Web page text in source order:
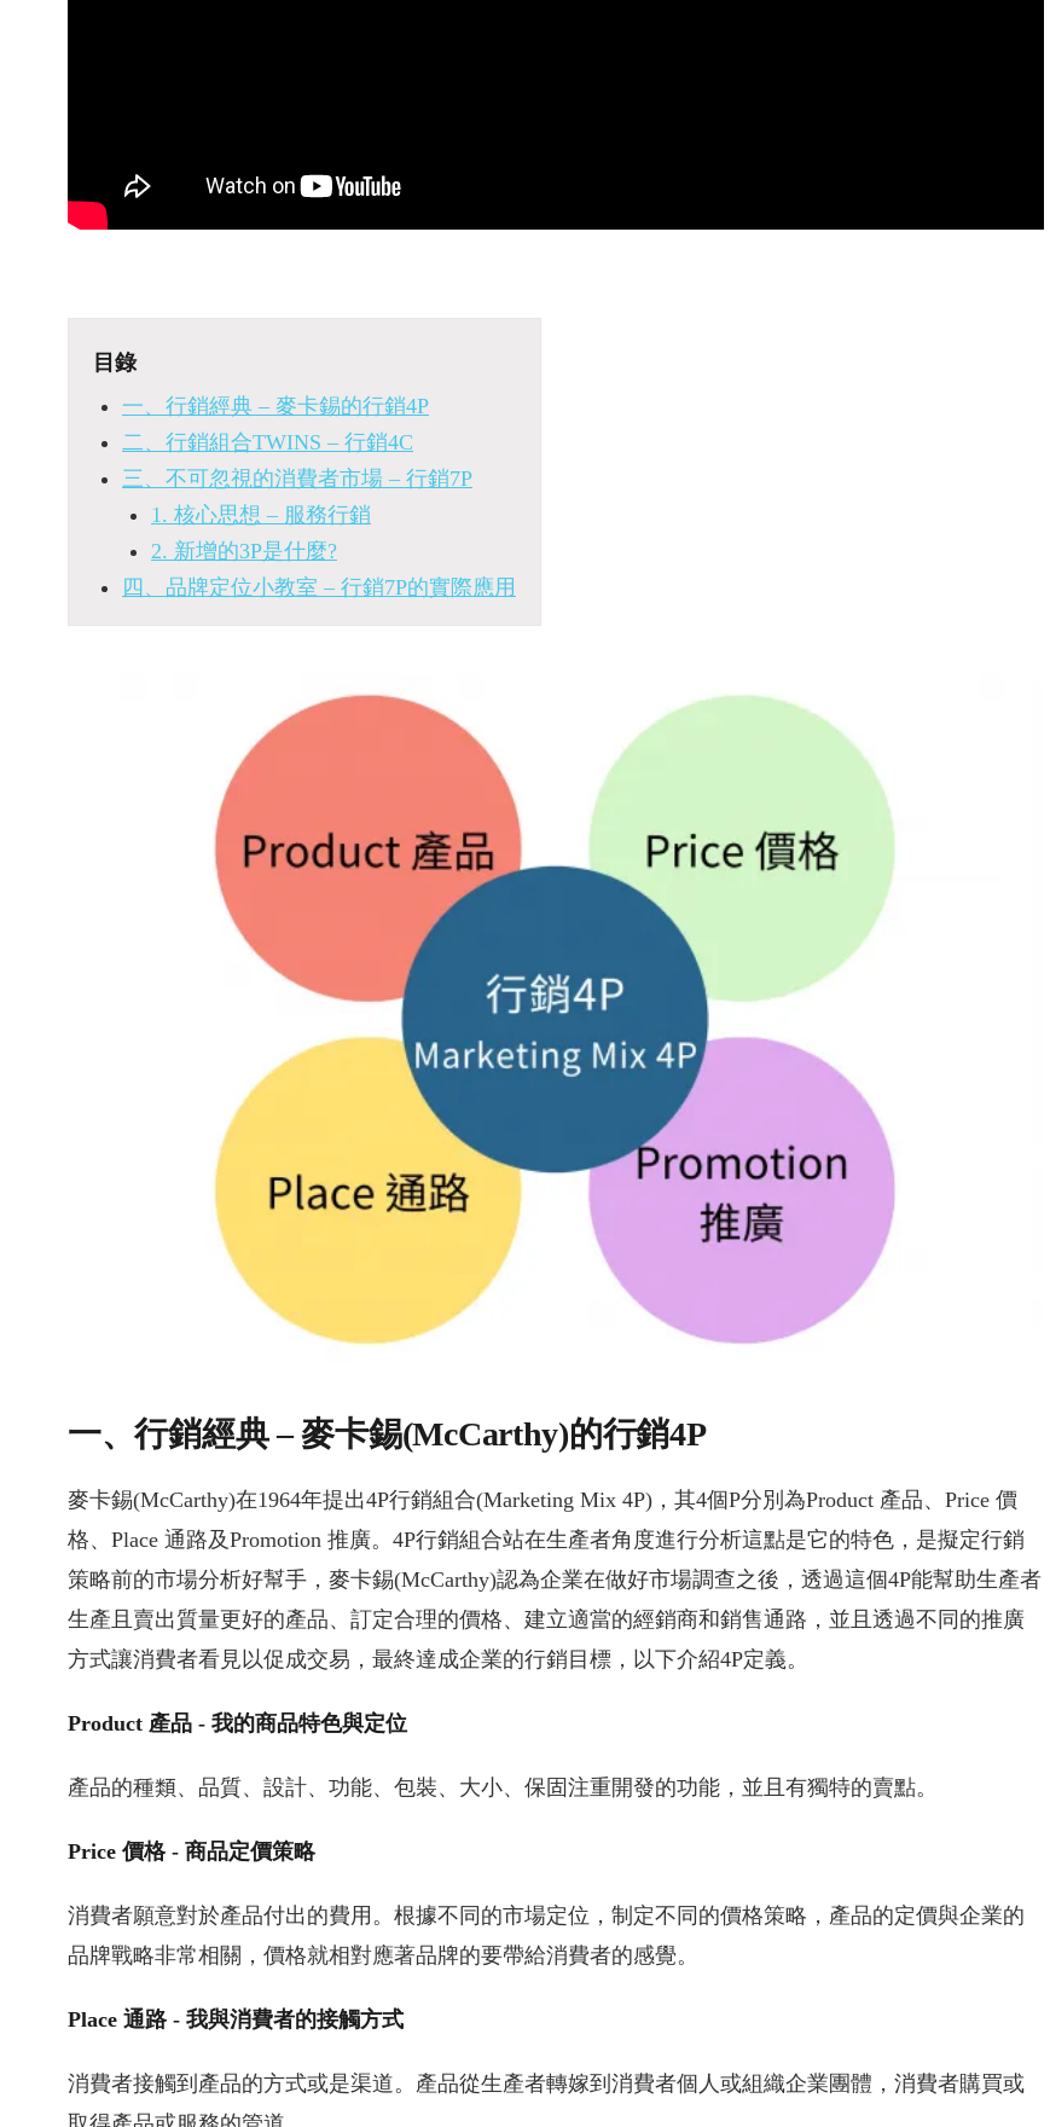
目錄
一、行銷經典 – 麥卡錫的行銷4P
二、行銷組合TWINS – 行銷4C
三、不可忽視的消費者市場 – 行銷7P
1. 核心思想 – 服務行銷
2. 新增的3P是什麼?
四、品牌定位小教室 – 行銷7P的實際應用
一、行銷經典 – 麥卡錫(McCarthy)的行銷4P
麥卡錫(McCarthy)在1964年提出4P行銷組合(Marketing Mix 4P)，其4個P分別為Product 產品、Price 價
格、Place 通路及Promotion 推廣。4P行銷組合站在生產者角度進行分析這點是它的特色，是擬定行銷
策略前的市場分析好幫手，麥卡錫(McCarthy)認為企業在做好市場調查之後，透過這個4P能幫助生產者
生產且賣出質量更好的產品、訂定合理的價格、建立適當的經銷商和銷售通路，並且透過不同的推廣
方式讓消費者看見以促成交易，最終達成企業的行銷目標，以下介紹4P定義。
Product 產品 - 我的商品特色與定位
產品的種類、品質、設計、功能、包裝、大小、保固注重開發的功能，並且有獨特的賣點。
Price 價格 - 商品定價策略
消費者願意對於產品付出的費用。根據不同的市場定位，制定不同的價格策略，產品的定價與企業的
品牌戰略非常相關，價格就相對應著品牌的要帶給消費者的感覺。
Place 通路 - 我與消費者的接觸方式
消費者接觸到產品的方式或是渠道。產品從生產者轉嫁到消費者個人或組織企業團體，消費者購買或